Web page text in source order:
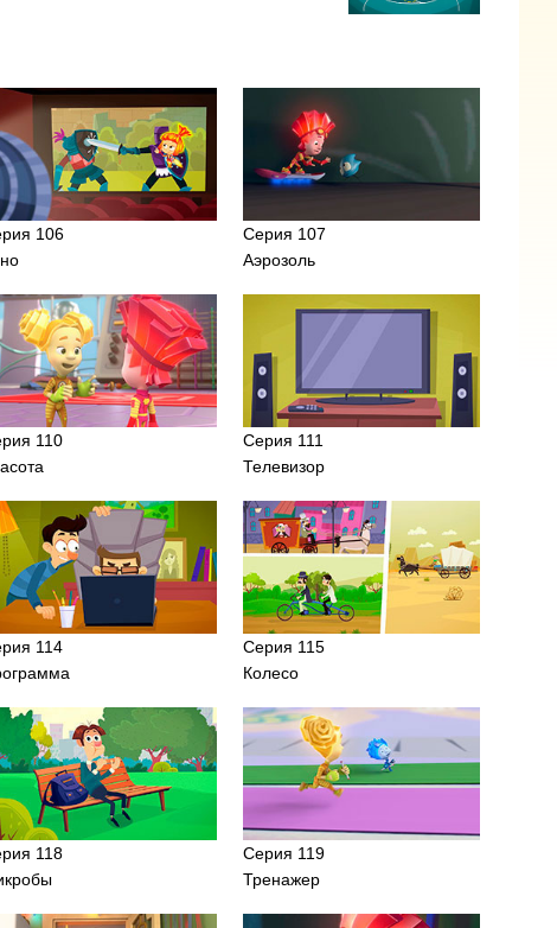
106
Серия 107
Аэрозоль
110
Серия 111
Телевизор
114
Серия 115
Колесо
118
Серия 119
Тренажер